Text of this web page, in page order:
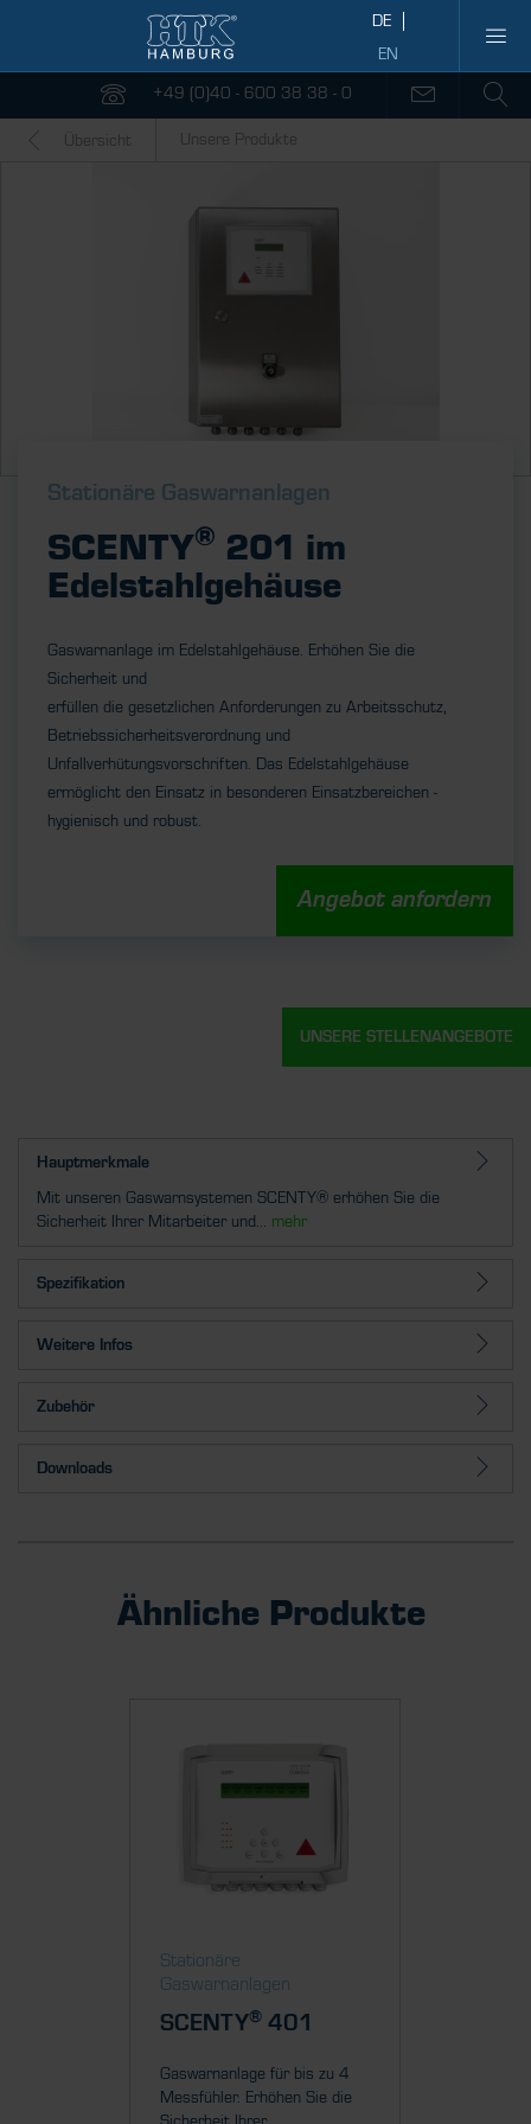
+49 (0)40 - 600 38 38 - 0
Übersicht Unsere Produkte
Stationäre Gaswarnanlagen
SCENTY® 201 im
Edelstahlgehäuse
Gaswarnanlage im Edelstahlgehäuse. Erhöhen Sie die
Sicherheit und
erfüllen die gesetzlichen Anforderungen zu Arbeitsschutz,
Betriebssicherheitsverordnung und
Unfallverhütungsvorschriften. Das Edelstahlgehäuse
ermöglicht den Einsatz in besonderen Einsatzbereichen -
hygienisch und robust.
Angebot anfordern
Hauptmerkmale
Mit unseren Gaswarnsystemen SCENTY® erhöhen Sie die
Sicherheit Ihrer Mitarbeiter und... mehr
Spezifikation
Weitere Infos
Zubehör
Downloads
Ähnliche Produkte
Stationäre
Gaswarnanlagen
SCENTY® 401
Gaswarnanlage für bis zu 4
Messfühler. Erhöhen Sie die
UNSERE STELLENANGEBOTE